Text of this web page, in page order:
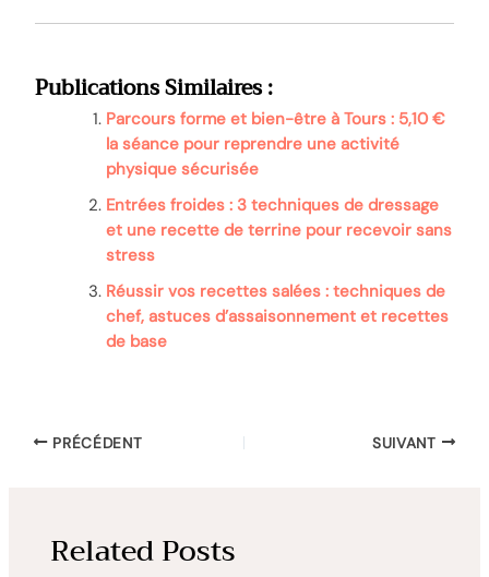
Publications Similaires :
Parcours forme et bien-être à Tours : 5,10 €
la séance pour reprendre une activité
physique sécurisée
Entrées froides : 3 techniques de dressage
et une recette de terrine pour recevoir sans
stress
Réussir vos recettes salées : techniques de
chef, astuces d’assaisonnement et recettes
de base
PRÉCÉDENT SUIVANT
Related Posts